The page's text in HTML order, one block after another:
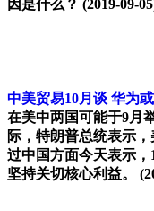
因是什么？ (2019-09-
中美贸易10月谈 华为
在美中两国可能于9月
际，特朗普总统表示
过中国方面今天表示
坚持关切核心利益。